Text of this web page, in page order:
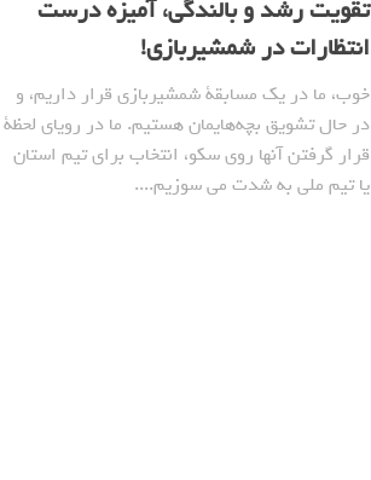
تقویت رشد و بالندگی، آمیزه درست
انتظارات در شمشیربازی!
خوب، ما در یک مسابقة شمشیربازی قرار داریم، و
در حال تشویق بچه‌هایمان هستیم. ما در رویای لحظة
قرار گرفتن آنها روی سکو، انتخاب برای تیم استان
یا تیم ملی به شدت می سوزیم....